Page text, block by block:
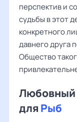
перспектив и
судьбы в этот
конкретного
давнего друга
Общество
Любовный
для Рыб